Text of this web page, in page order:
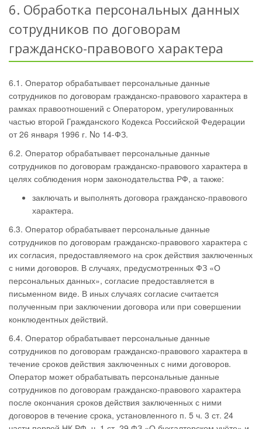
6. Обработка персональных данных
сотрудников по договорам
гражданско-правового характера
6.1. Оператор обрабатывает персональные данные
сотрудников по договорам гражданско-правового характера в
рамках правоотношений с Оператором, урегулированных
частью второй Гражданского Кодекса Российской Федерации
от 26 января 1996 г. No 14-ФЗ.
6.2. Оператор обрабатывает персональные данные
сотрудников по договорам гражданско-правового характера в
целях соблюдения норм законодательства РФ, а также:
заключать и выполнять договора гражданско-правового
характера.
6.3. Оператор обрабатывает персональные данные
сотрудников по договорам гражданско-правового характера с
их согласия, предоставляемого на срок действия заключенных
с ними договоров. В случаях, предусмотренных ФЗ «О
персональных данных», согласие предоставляется в
письменном виде. В иных случаях согласие считается
полученным при заключении договора или при совершении
конклюдентных действий.
6.4. Оператор обрабатывает персональные данные
сотрудников по договорам гражданско-правового характера в
течение сроков действия заключенных с ними договоров.
Оператор может обрабатывать персональные данные
сотрудников по договорам гражданско-правового характера
после окончания сроков действия заключенных с ними
договоров в течение срока, установленного п. 5 ч. 3 ст. 24